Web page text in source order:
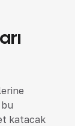
katacak